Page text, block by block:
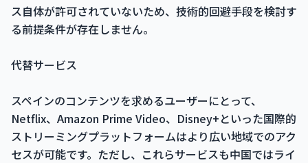
ス自体が許可されていないため、技術的回避手段を検討す
る前提条件が存在しません。
代替サービス
スペインのコンテンツを求めるユーザーにとって、
Netflix、Amazon Prime Video、Disney+といった国際的
ストリーミングプラットフォームはより広い地域でのアク
セスが可能です。ただし、これらサービスも中国ではライ